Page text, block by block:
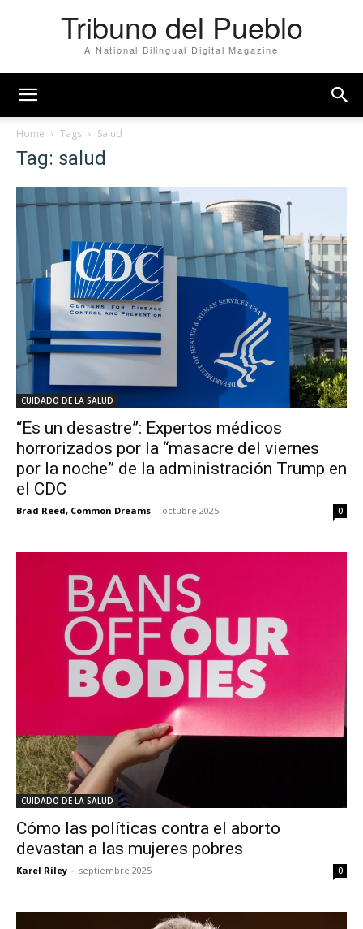
Tribuno del Pueblo
A National Bilingual Digital Magazine
Home Tags Salud
Tag: salud
CUIDADO DE LA SALUD
“Es un desastre”: Expertos médicos
horrorizados por la “masacre del viernes
por la noche” de la administración Trump en
el CDC
Brad Reed, Common Dreams - octubre 2025 0
CUIDADO DE LA SALUD
Cómo las políticas contra el aborto
devastan a las mujeres pobres
Karel Riley - septiembre 2025 0